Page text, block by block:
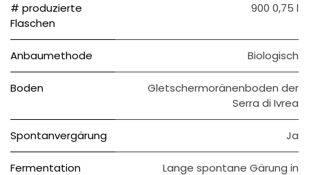
# produzierte
Flaschen
900 0,75 l
Anbaumethode Biologisch
Boden
Gletschermoränenboden der
Serra di Ivrea
Spontanvergärung Ja
Fermentation
Lange spontane Gärung in